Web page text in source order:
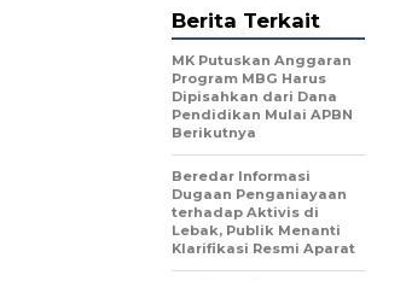
Berita Terkait
MK Putuskan Anggaran
Program MBG Harus
Dipisahkan dari Dana
Pendidikan Mulai APBN
Berikutnya
Beredar Informasi
Dugaan Penganiayaan
terhadap Aktivis di
Lebak, Publik Menanti
Klarifikasi Resmi Aparat